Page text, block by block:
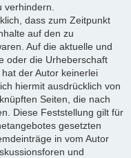
dass zum Zeitpunkt
auf den zu
Auf die aktuelle und
oder die Urheberschaft
der Autor keinerlei
hiermit ausdrücklich von
Seiten, die nach
Diese Feststellung gilt für
gesetzten
in vom Autor
und